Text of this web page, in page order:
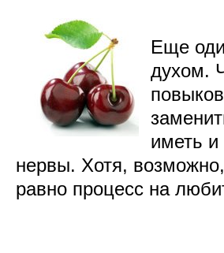
Еще
духом.
иметь
нервы. Хотя,
равно процесс на